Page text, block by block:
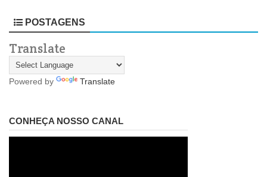
POSTAGENS
Translate
Powered by Translate
CONHEÇA NOSSO CANAL